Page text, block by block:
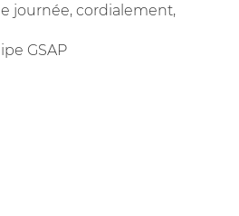
journée, cordialement,
GSAP